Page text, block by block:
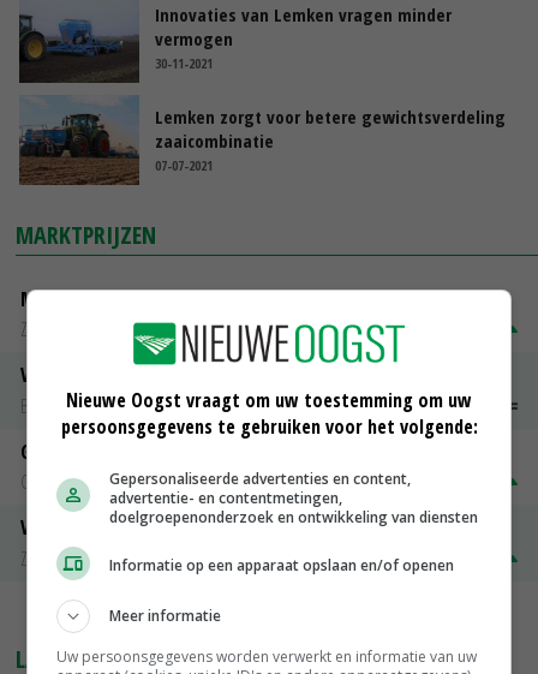
Innovaties van Lemken vragen minder
vermogen
30-11-2021
Lemken zorgt voor betere gewichtsverdeling
zaaicombinatie
07-07-2021
MARKTPRIJZEN
Magere melkpoeder
Zuivel NL
€ 269,00
Vleeskuikens 2001-2600 gr
Barneveld
€ 1,09~ € 1,11
Gerst
Groningen
€ 197,00
Volle melkpoeder
Zuivel NL
€ 345,00 € 20,00
MEER MARKTPRIJZEN
LAATSTE NIEUWS
Nieuwe Oogst vraagt om uw toestemming om uw
persoonsgegevens te gebruiken voor het volgende:
Gepersonaliseerde advertenties en content,
advertentie- en contentmetingen,
doelgroepenonderzoek en ontwikkeling van diensten
Informatie op een apparaat opslaan en/of openen
Meer informatie
Uw persoonsgegevens worden verwerkt en informatie van uw